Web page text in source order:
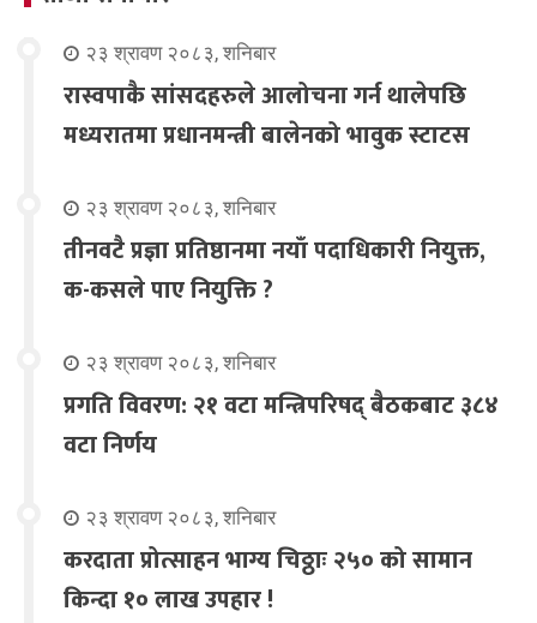
२३ श्रावण २०८३, शनिबार
रास्वपाकै सांसदहरुले आलोचना गर्न थालेपछि
मध्यरातमा प्रधानमन्त्री बालेनको भावुक स्टाटस
२३ श्रावण २०८३, शनिबार
तीनवटै प्रज्ञा प्रतिष्ठानमा नयाँ पदाधिकारी नियुक्त,
क-कसले पाए नियुक्ति ?
२३ श्रावण २०८३, शनिबार
प्रगति विवरण: २१ वटा मन्त्रिपरिषद् बैठकबाट ३८४
वटा निर्णय
२३ श्रावण २०८३, शनिबार
करदाता प्रोत्साहन भाग्य चिठ्ठाः २५० को सामान
किन्दा १० लाख उपहार !